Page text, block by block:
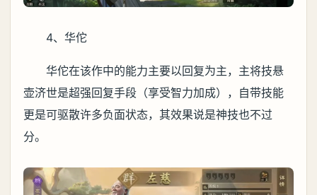
4、华佗
华佗在该作中的能力主要以回复为主，主将技悬
壶济世是超强回复手段（享受智力加成），自带技能
更是可驱散许多负面状态，其效果说是神技也不过
分。